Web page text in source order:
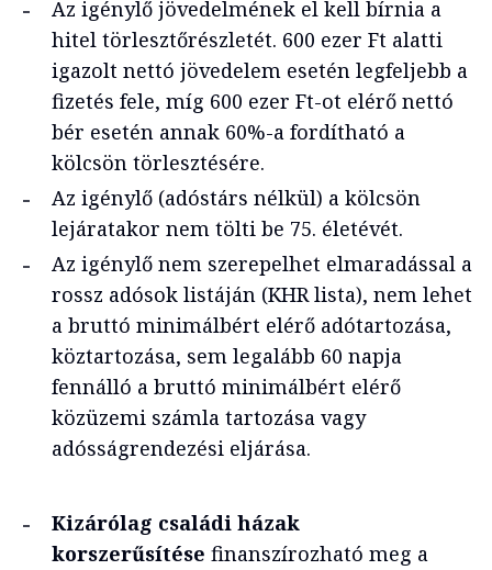
Az igénylő jövedelmének el kell bírnia a
hitel törlesztőrészletét. 600 ezer Ft alatti
igazolt nettó jövedelem esetén legfeljebb a
fizetés fele, míg 600 ezer Ft-ot elérő nettó
bér esetén annak 60%-a fordítható a
kölcsön törlesztésére.
Az igénylő (adóstárs nélkül) a kölcsön
lejáratakor nem tölti be 75. életévét.
Az igénylő nem szerepelhet elmaradással a
rossz adósok listáján (KHR lista), nem lehet
a bruttó minimálbért elérő adótartozása,
köztartozása, sem legalább 60 napja
fennálló a bruttó minimálbért elérő
közüzemi számla tartozása vagy
adósságrendezési eljárása.
Kizárólag családi házak
korszerűsítése finanszírozható meg a